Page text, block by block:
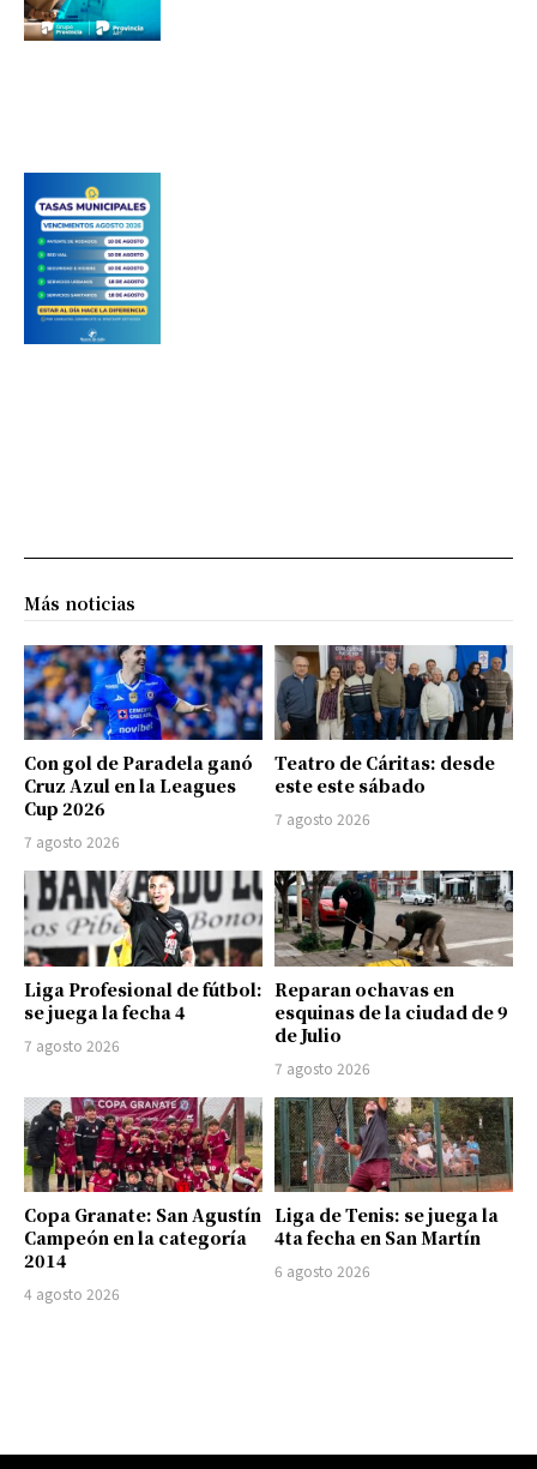
Más noticias
Con gol de Paradela ganó
Cruz Azul en la Leagues
Cup 2026
7 agosto 2026
Teatro de Cáritas: desde
este este sábado
7 agosto 2026
Liga Profesional de fútbol:
se juega la fecha 4
7 agosto 2026
Reparan ochavas en
esquinas de la ciudad de 9
de Julio
7 agosto 2026
Copa Granate: San Agustín
Campeón en la categoría
2014
4 agosto 2026
Liga de Tenis: se juega la
4ta fecha en San Martín
6 agosto 2026